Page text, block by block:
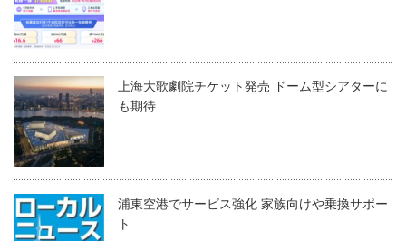
上海大歌劇院チケット発売 ドーム型シアターに
も期待
浦東空港でサービス強化 家族向けや乗換サポー
ト